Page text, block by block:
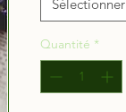
Sélectionner
Quantité *